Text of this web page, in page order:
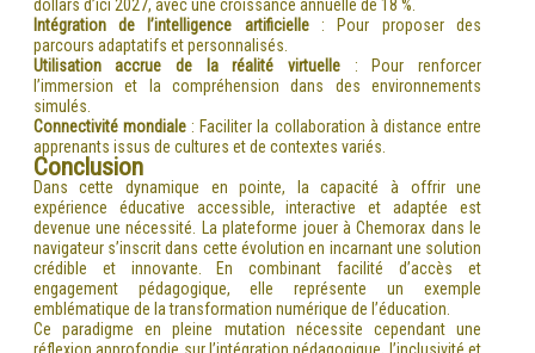
dollars d’ici 2027, avec une croissance annuelle de 18 %.
Intégration de l’intelligence artificielle: Pour proposer des
parcours adaptatifs et personnalisés.
Utilisation accrue de la réalité virtuelle : Pour renforcer
l’immersion et la compréhension dans des environnements
simulés.
Connectivité mondiale: Faciliter la collaboration à distance entre
apprenants issus de cultures et de contextes variés.
Conclusion
Dans cette dynamique en pointe, la capacité à offrir une
expérience éducative accessible, interactive et adaptée est
devenue une nécessité. La plateforme jouer à Chemorax dans le
navigateur s’inscrit dans cette évolution en incarnant une solution
crédible et innovante. En combinant facilité d’accès et
engagement pédagogique, elle représente un exemple
emblématique de la transformation numérique de l’éducation.
Ce paradigme en pleine mutation nécessite cependant une
réflexion approfondie sur l’intégration pédagogique, l’inclusivité et